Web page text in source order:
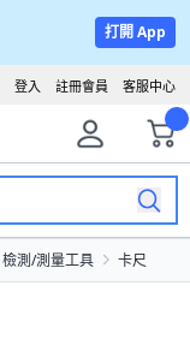
打開 App
客服中心
註冊會員
登入
檢測/測量工具 卡尺